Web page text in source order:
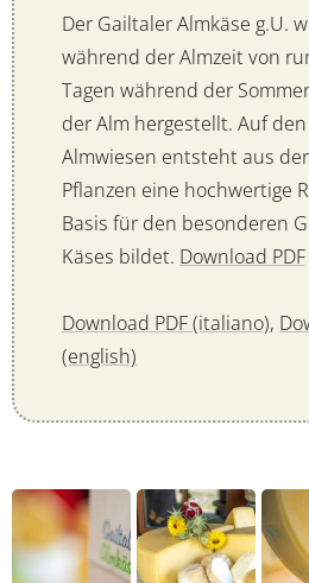
Der Gailtaler Almkäse g.U.
während der Almzeit von
Tagen während der
der Alm hergestellt. Auf
Almwiesen entsteht aus
Pflanzen eine hochwertige
Basis für den besonderen
Käses bildet. Download PDF
Download PDF (italiano),
(english)